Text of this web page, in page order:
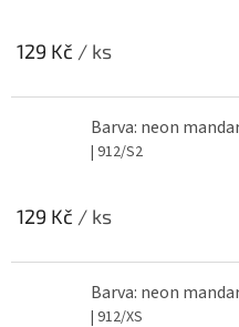
129 Kč / ks
Barva: neon
| 912/S2
129 Kč / ks
Barva: neon
| 912/XS